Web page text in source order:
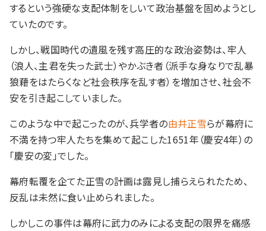
するという強硬な支配体制をしいて政治基盤を固めようとし
ていたのです。
しかし、戦国時代の遺風を残す高圧的な政治姿勢は、牢人
（浪人、主君を失った武士）やかぶき者（派手な身なりで乱暴
狼藉をはたらくなど社会秩序を乱す者）を増加させ、社会不
安を引き起こしていました。
このような中で起こったのが、兵学者の由井正雪らが幕府に
不満を持つ牢人たちを集めて起こした1651年（慶安4年）の
「慶安の変」でした。
幕府転覆を企てた正雪の計画は露見し捕らえられたため、
反乱は未然に食い止められました。
しかしこの事件は幕府に武力のみによる支配の限界を痛感